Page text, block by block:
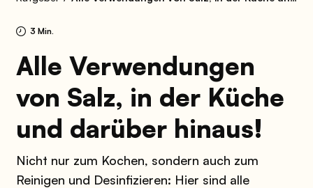
3 Min.
Alle Verwendungen
von Salz, in der Küche
und darüber hinaus!
Nicht nur zum Kochen, sondern auch zum
Reinigen und Desinfizieren: Hier sind alle